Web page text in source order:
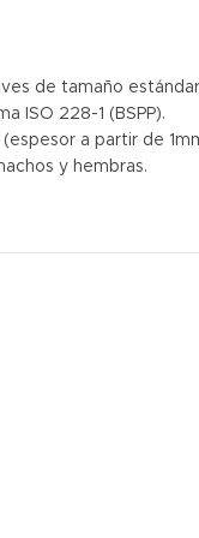
de tamaño
ISO 228-1 (BSPP).
a partir de
y hembras.